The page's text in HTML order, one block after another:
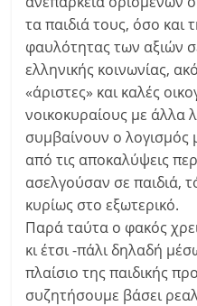
τα παιδιά τους, όσο και
φαυλότητας των αξιών
ελληνικής κοινωνίας,
«άριστες» και καλές
νοικοκυραίους με άλλα
συμβαίνουν ο λογισμός
από τις αποκαλύψεις
ασελγούσαν σε παιδιά,
κυρίως στο εξωτερικό.
Παρά ταύτα ο φακός
κι έτσι -πάλι δηλαδή
πλαίσιο της παιδικής
συζητήσουμε βάσει